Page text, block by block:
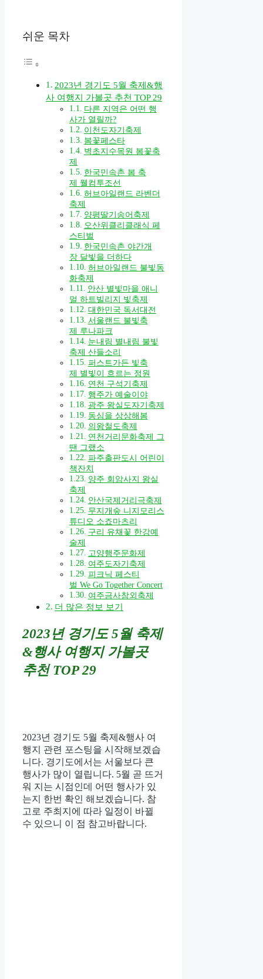
쉬운 목차
2023년 경기도 5월 축제&행
사 여행지 가볼곳 추천 TOP 29
다른 지역은 어떤 행
사가 열릴까?
이천도자기축제
봄꽃페스타
벽초지수목원 봄꽃축
제
한국민속촌 봄 축
제 웰컴투조선
허브아일랜드 라벤더
축제
양평딸기송어축제
오산위클리클래식 페
스티벌
한국민속촌 야간개
장 달빛을 더하다
허브아일랜드 불빛동
화축제
안산 별빛마을 애니
멀 하트빌리지 빛축제
대한민국 독서대전
서울랜드 불빛축
제 루나파크
눈내림 별내림 불빛
축제 산들소리
퍼스트가든 빛축
제 별빛이 흐르는 정원
연천 구석기축제
행주가 예술이야
광주 왕실도자기축제
동심을 상상해봄
의왕철도축제
연천거리문화축제 그
땐 그랬소
파주출판도시 어린이
책잔치
양주 회암사지 왕실
축제
안산국제거리극축제
무지개숲 니지모리스
튜디오 소죠마츠리
구리 유채꽃 한강예
술제
고양행주문화제
여주도자기축제
피크닉 페스티
벌 We Go Together Concert
여주금사참외축제
더 많은 정보 보기
2023년 경기도 5월 축제
&행사 여행지 가볼곳
추천 TOP 29
2023년 경기도 5월 축제&행사 여
행지
관련 포스팅을 시작해보겠습
니다. 경기도에서는 서울보다 큰
행사가 많이 열립니다. 5월 곧 뜨거
워 지는 시점인데 어떤 행사가 있
는지 한번 확인 해보겠습니다. 참
고로 주최지에 따라 일정이 바뀔
수 있으니 이 점 참고바랍니다.